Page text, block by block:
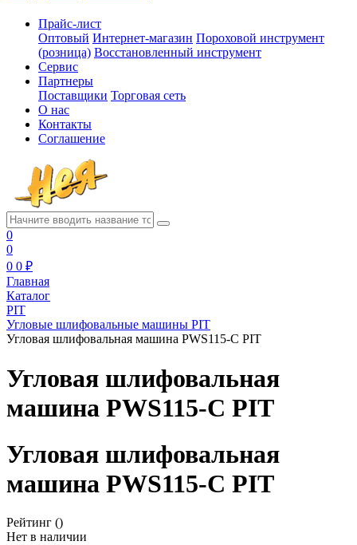
Прайс-лист
Оптовый Интернет-магазин Пороховой инструмент
(розница) Восстановленный инструмент
Сервис
Партнеры
Поставщики Торговая сеть
О нас
Контакты
Соглашение
0
0
0 0 ₽
Главная
Каталог
PIT
Угловые шлифовальные машины PIT
Угловая шлифовальная машина PWS115-C PIT
Угловая шлифовальная
машина PWS115-C PIT
Угловая шлифовальная
машина PWS115-C PIT
Рейтинг ()
Нет в наличии